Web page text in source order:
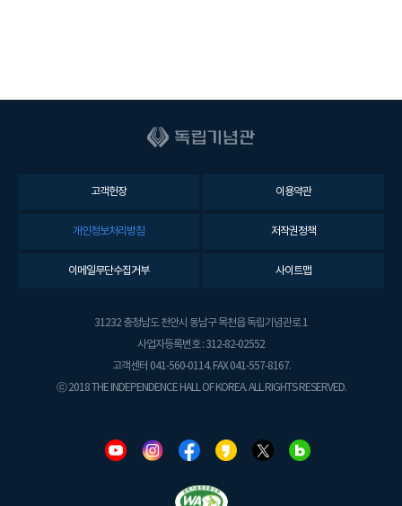
고객헌장 이용약관
개인정보처리방침 저작권정책
이메일무단수집거부 사이트맵
31232 충청남도 천안시 동남구 목천읍 독립기념관로 1
사업자등록번호 : 312-82-02552
고객센터 041-560-0114. FAX 041-557-8167.
ⓒ 2018 THE INDEPENDENCE HALL OF KOREA. ALL RIGHTS RESERVED.